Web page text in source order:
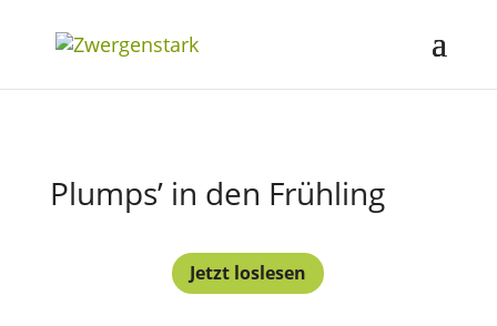
Plumps’ in den Frühling
Jetzt loslesen